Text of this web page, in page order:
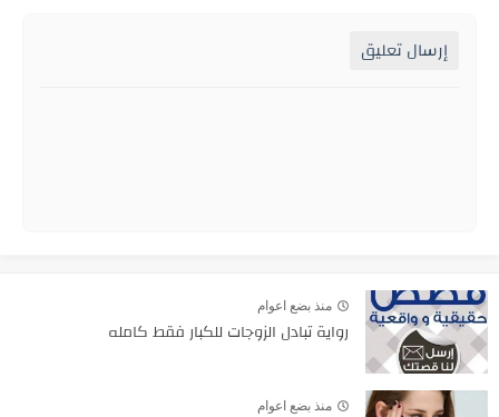
إرسال تعليق
منذ بضع اعوام
رواية تبادل الزوجات للكبار فقط كامله
منذ بضع اعوام